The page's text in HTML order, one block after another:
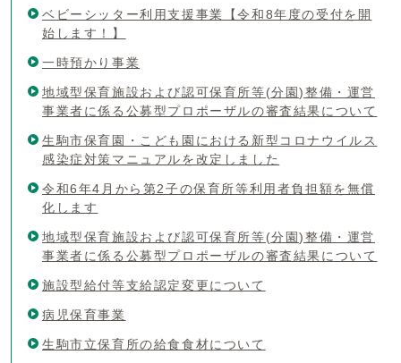
ベビーシッター利用支援事業【令和8年度の受付を開
始します！】
一時預かり事業
地域型保育施設および認可保育所等(分園)整備・運営
事業者に係る公募型プロポーザルの審査結果について
生駒市保育園・こども園における新型コロナウイルス
感染症対策マニュアルを改定しました
令和6年4月から第2子の保育所等利用者負担額を無償
化します
地域型保育施設および認可保育所等(分園)整備・運営
事業者に係る公募型プロポーザルの審査結果について
施設型給付等支給認定変更について
病児保育事業
生駒市立保育所の給食食材について